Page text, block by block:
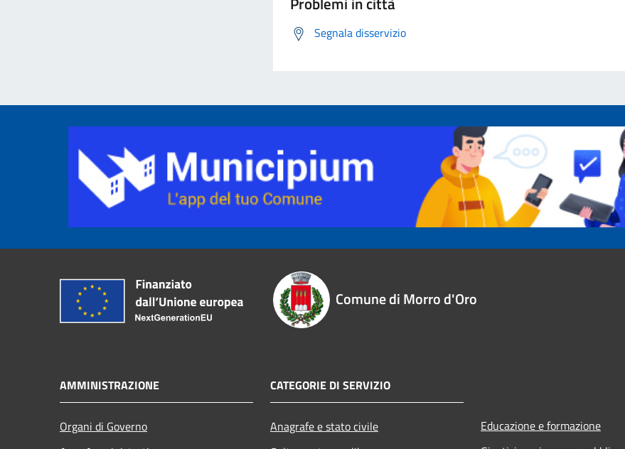
Segnala disservizio
Comune di Morro d'Oro
AMMINISTRAZIONE
Organi di Governo
CATEGORIE DI SERVIZIO
Anagrafe e stato civile
Educazione e formazione